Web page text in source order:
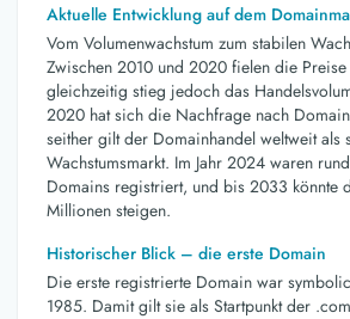
Aktuelle Entwicklung auf dem
Vom Volumenwachstum zum stabilen
Zwischen 2010 und 2020 fielen die
gleichzeitig stieg jedoch das
2020 hat sich die Nachfrage nach
seither gilt der Domainhandel weltweit als
Wachstumsmarkt. Im Jahr 2024 waren
Domains registriert, und bis 2033 könnte
Millionen steigen.
Historischer Blick – die erste Domain
Die erste registrierte Domain war
1985. Damit gilt sie als Startpunkt der